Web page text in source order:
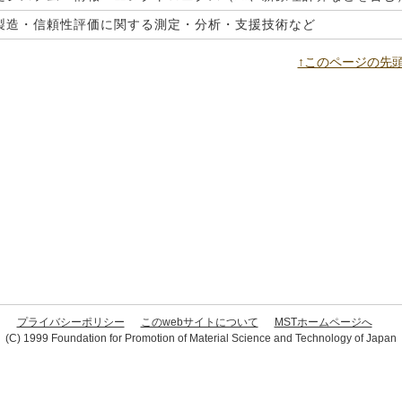
造・信頼性評価に関する測定・分析・支援技術など
↑このページの先
プライバシーポリシー このwebサイトについて
MSTホームページへ
(C) 1999 Foundation for Promotion of Material Science and Technology of Japan